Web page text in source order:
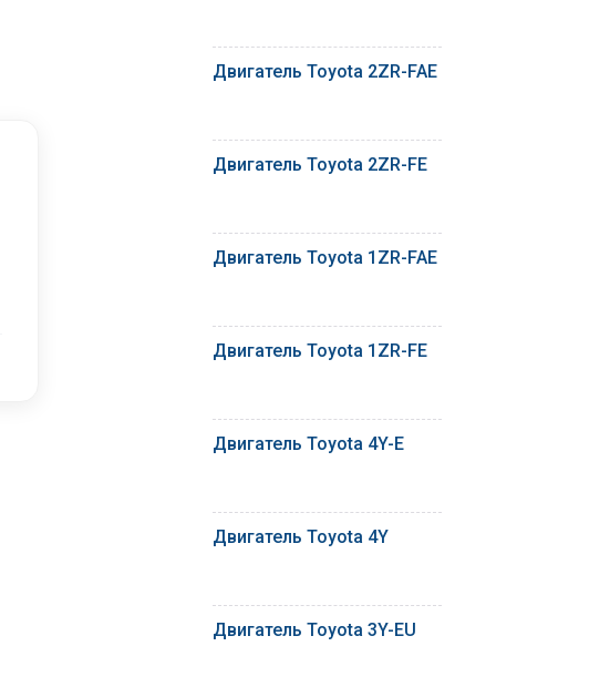
Двигатель Toyota 2ZR-FAE
Двигатель Toyota 2ZR-FE
Двигатель Toyota 1ZR-FAE
Двигатель Toyota 1ZR-FE
Двигатель Toyota 4Y-E
Двигатель Toyota 4Y
Двигатель Toyota 3Y-EU